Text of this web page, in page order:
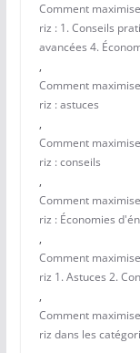
Comment
riz : 1. Conseils
avancées 4.
,
Comment
riz : astuces
,
Comment
riz : conseils
,
Comment
riz : Économies
,
Comment
riz 1. Astuces 2.
,
Comment
riz dans les